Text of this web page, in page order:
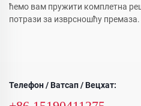
ћемо вам пружити комплетна
потрази за изврсношћу премаза.
Телефон / Ватсап / Вецхат: